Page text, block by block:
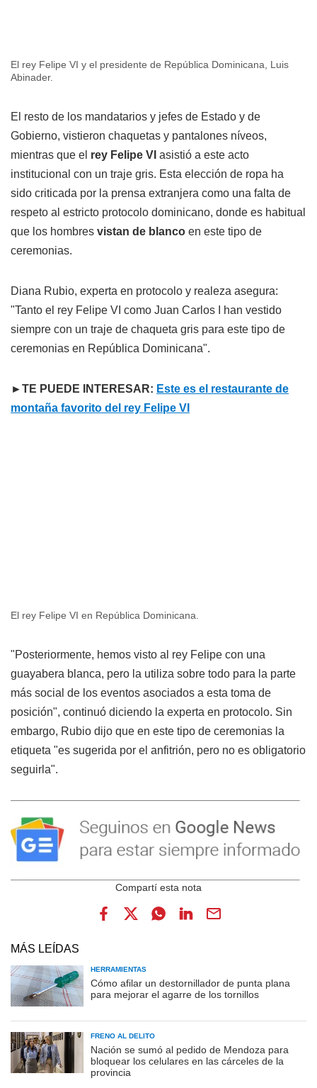
El rey Felipe VI y el presidente de República Dominicana, Luis
Abinader.
El resto de los mandatarios y jefes de Estado y de
Gobierno, vistieron chaquetas y pantalones níveos,
mientras que el rey Felipe VI asistió a este acto
institucional con un traje gris. Esta elección de ropa ha
sido criticada por la prensa extranjera como una falta de
respeto al estricto protocolo dominicano, donde es habitual
que los hombres vistan de blanco en este tipo de
ceremonias.
Diana Rubio, experta en protocolo y realeza asegura:
"Tanto el rey Felipe VI como Juan Carlos I han vestido
siempre con un traje de chaqueta gris para este tipo de
ceremonias en República Dominicana".
►TE PUEDE INTERESAR: Este es el restaurante de
montaña favorito del rey Felipe VI
El rey Felipe VI en República Dominicana.
"Posteriormente, hemos visto al rey Felipe con una
guayabera blanca, pero la utiliza sobre todo para la parte
más social de los eventos asociados a esta toma de
posición", continuó diciendo la experta en protocolo. Sin
embargo, Rubio dijo que en este tipo de ceremonias la
etiqueta "es sugerida por el anfitrión, pero no es obligatorio
seguirla".
MÁS LEÍDAS
HERRAMIENTAS
Cómo afilar un destornillador de punta plana
para mejorar el agarre de los tornillos
FRENO AL DELITO
Nación se sumó al pedido de Mendoza para
bloquear los celulares en las cárceles de la
provincia